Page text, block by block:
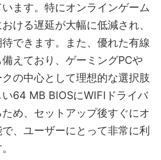
ます。特にオンラインゲーム
ける遅延が大幅に低減され、
できます。また、優れた有線
えており、ゲーミングPCや
の中心として理想的な選択肢
64 MB BIOSにWIFIドライバ
め、セットアップ後すぐにオ
、ユーザーにとって非常に利